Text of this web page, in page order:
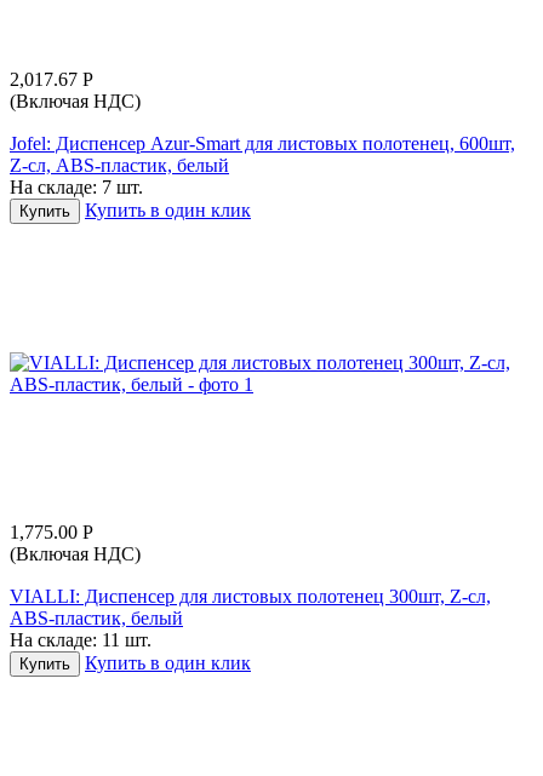
2,017.67 Р
(Включая НДС)
Jofel: Диспенсер Azur-Smart для листовых полотенец, 600шт,
Z-сл, ABS-пластик, белый
На складе: 7 шт.
Купить Купить в один клик
1,775.00 Р
(Включая НДС)
VIALLI: Диспенсер для листовых полотенец 300шт, Z-сл,
ABS-пластик, белый
На складе: 11 шт.
Купить Купить в один клик